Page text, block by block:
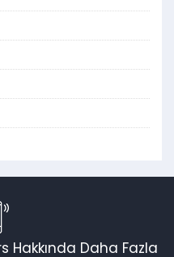
Hakkında Daha Fazla